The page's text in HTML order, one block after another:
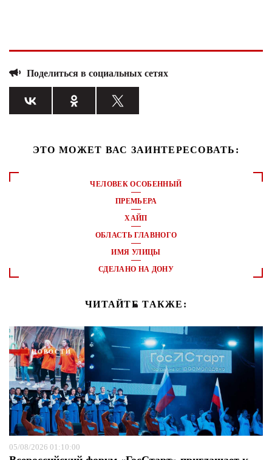
Поделиться в социальных сетях
ЭТО МОЖЕТ ВАС ЗАИНТЕРЕСОВАТЬ:
ЧЕЛОВЕК ОСОБЕННЫЙ
ПРЕМЬЕРА
ХАЙП
ОБЛАСТЬ ГЛАВНОГО
ИМЯ УЛИЦЫ
СДЕЛАНО НА ДОНУ
ЧИТАЙТЕ ТАКЖЕ:
НОВОСТИ
05/08/2026 01:10:00